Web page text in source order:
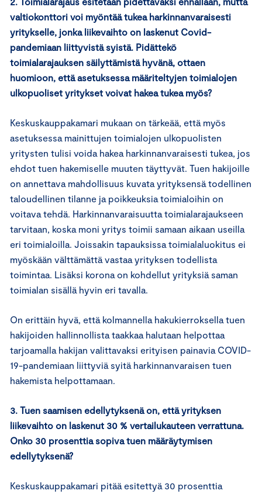
valtiokonttori voi myöntää tukea harkinnanvaraisesti
yritykselle, jonka liikevaihto on laskenut Covid-
pandemiaan liittyvistä syistä. Pidättekö
toimialarajauksen säilyttämistä hyvänä, ottaen
huomioon, että asetuksessa määriteltyjen toimialojen
ulkopuoliset yritykset voivat hakea tukea myös?
Keskuskauppakamari mukaan on tärkeää, että myös
asetuksessa mainittujen toimialojen ulkopuolisten
yritysten tulisi voida hakea harkinnanvaraisesti tukea, jos
ehdot tuen hakemiselle muuten täyttyvät. Tuen hakijoille
on annettava mahdollisuus kuvata yrityksensä todellinen
taloudellinen tilanne ja poikkeuksia toimialoihin on
voitava tehdä. Harkinnanvaraisuutta toimialarajaukseen
tarvitaan, koska moni yritys toimii samaan aikaan useilla
eri toimialoilla. Joissakin tapauksissa toimialaluokitus ei
myöskään välttämättä vastaa yrityksen todellista
toimintaa. Lisäksi korona on kohdellut yrityksiä saman
toimialan sisällä hyvin eri tavalla.
On erittäin hyvä, että kolmannella hakukierroksella tuen
hakijoiden hallinnollista taakkaa halutaan helpottaa
tarjoamalla hakijan valittavaksi erityisen painavia COVID-
19-pandemiaan liittyviä syitä harkinnanvaraisen tuen
hakemista helpottamaan.
3. Tuen saamisen edellytyksenä on, että yrityksen
liikevaihto on laskenut 30 % vertailukauteen verrattuna.
Onko 30 prosenttia sopiva tuen määräytymisen
edellytyksenä?
Keskuskauppakamari pitää esitettyä 30 prosenttia